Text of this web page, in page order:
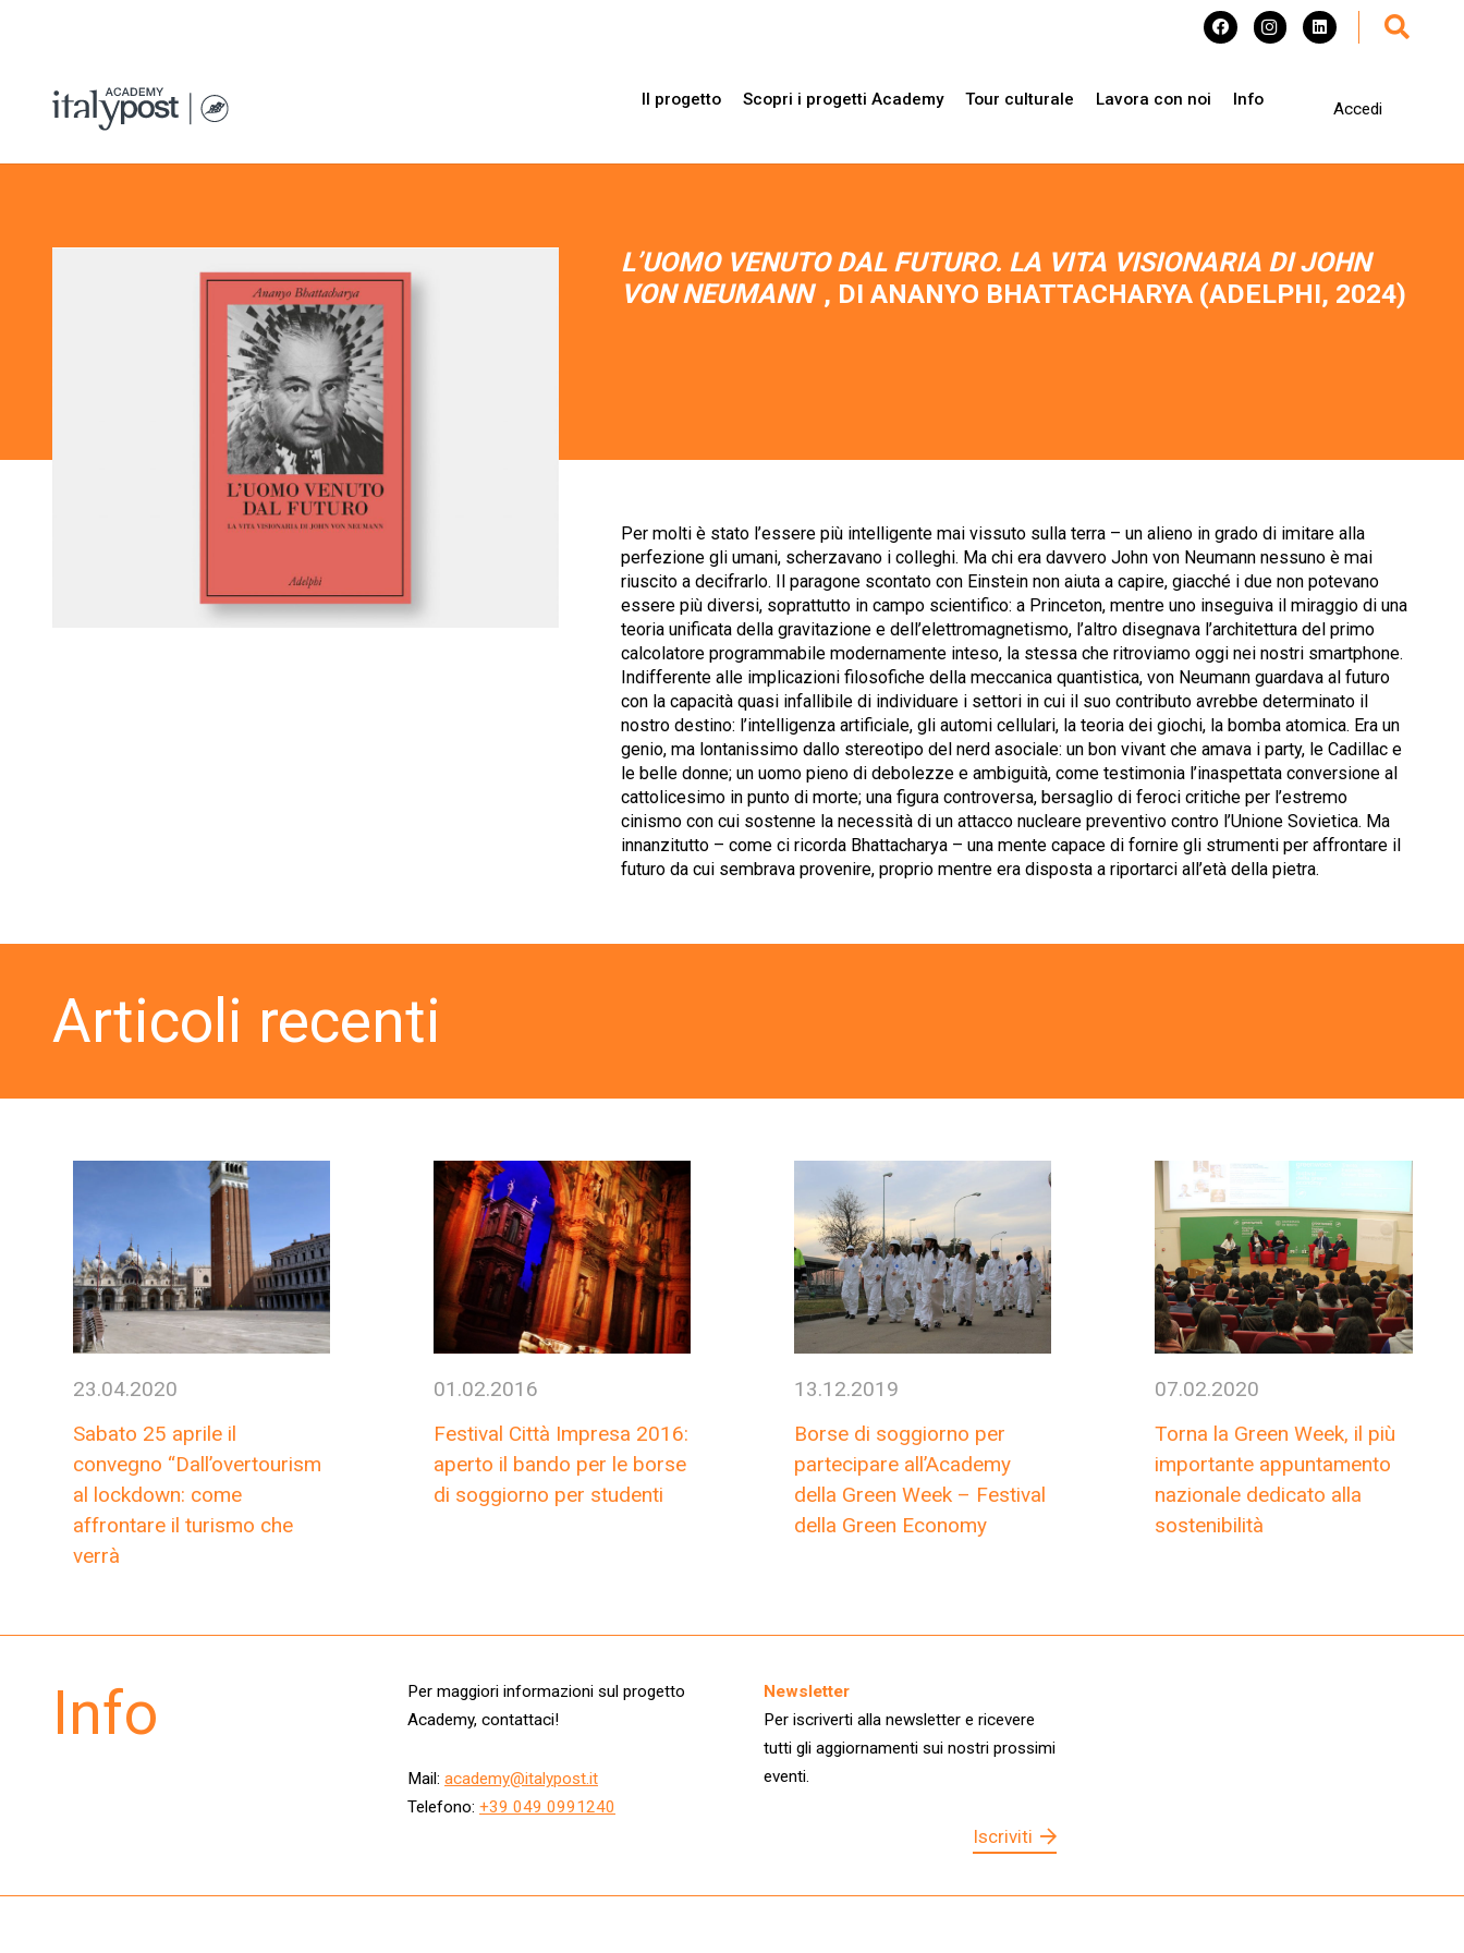
Il progetto Scopri i progetti Academy Tour culturale Lavora con noi Info
Accedi
L’UOMO VENUTO DAL FUTURO. LA VITA VISIONARIA DI JOHN
VON NEUMANN , DI ANANYO BHATTACHARYA (ADELPHI, 2024)
Per molti è stato l’essere più intelligente mai vissuto sulla terra – un alieno in grado di imitare alla
perfezione gli umani, scherzavano i colleghi. Ma chi era davvero John von Neumann nessuno è mai
riuscito a decifrarlo. Il paragone scontato con Einstein non aiuta a capire, giacché i due non potevano
essere più diversi, soprattutto in campo scientifico: a Princeton, mentre uno inseguiva il miraggio di una
teoria unificata della gravitazione e dell’elettromagnetismo, l’altro disegnava l’architettura del primo
calcolatore programmabile modernamente inteso, la stessa che ritroviamo oggi nei nostri smartphone.
Indifferente alle implicazioni filosofiche della meccanica quantistica, von Neumann guardava al futuro
con la capacità quasi infallibile di individuare i settori in cui il suo contributo avrebbe determinato il
nostro destino: l’intelligenza artificiale, gli automi cellulari, la teoria dei giochi, la bomba atomica. Era un
genio, ma lontanissimo dallo stereotipo del nerd asociale: un bon vivant che amava i party, le Cadillac e
le belle donne; un uomo pieno di debolezze e ambiguità, come testimonia l’inaspettata conversione al
cattolicesimo in punto di morte; una figura controversa, bersaglio di feroci critiche per l’estremo
cinismo con cui sostenne la necessità di un attacco nucleare preventivo contro l’Unione Sovietica. Ma
innanzitutto – come ci ricorda Bhattacharya – una mente capace di fornire gli strumenti per affrontare il
futuro da cui sembrava provenire, proprio mentre era disposta a riportarci all’età della pietra.
Articoli recenti
23.04.2020
Sabato 25 aprile il
convegno “Dall’overtourism
al lockdown: come
affrontare il turismo che
verrà
01.02.2016
Festival Città Impresa 2016:
aperto il bando per le borse
di soggiorno per studenti
13.12.2019
Borse di soggiorno per
partecipare all’Academy
della Green Week – Festival
della Green Economy
07.02.2020
Torna la Green Week, il più
importante appuntamento
nazionale dedicato alla
sostenibilità
Info
Per maggiori informazioni sul progetto
Academy, contattaci!
Mail: academy@italypost.it
Telefono: +39 049 0991240
Newsletter
Per iscriverti alla newsletter e ricevere
tutti gli aggiornamenti sui nostri prossimi
eventi.
Iscriviti